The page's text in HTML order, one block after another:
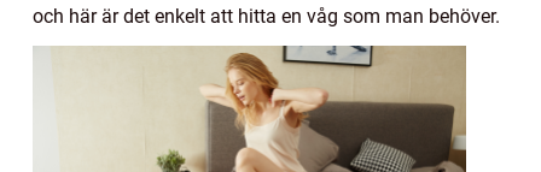
och här är det enkelt att hitta en våg som man behöver.